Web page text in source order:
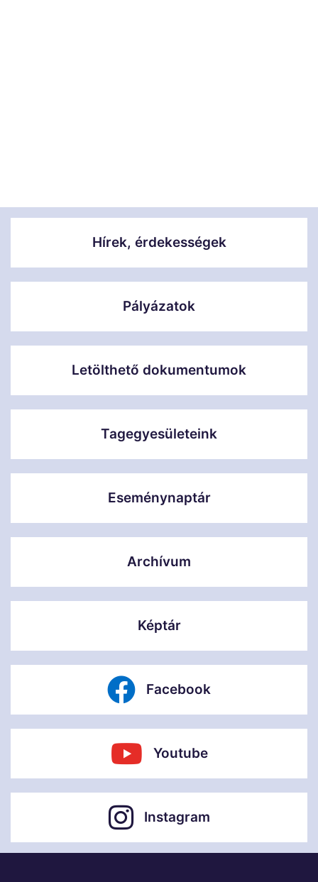
Hírek, érdekességek
Pályázatok
Letölthető dokumentumok
Tagegyesületeink
Eseménynaptár
Archívum
Képtár
Facebook
Youtube
Instagram